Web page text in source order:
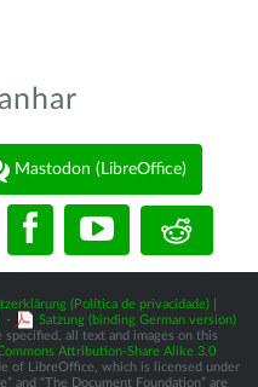
Mastodon (LibreOffice)
(Política de privacidade)
-
Satzung (binding German version)
all text and images on this
Attribution-Share Alike 3.0
of LibreOffice, which is licensed under
and “The Document Foundation” are